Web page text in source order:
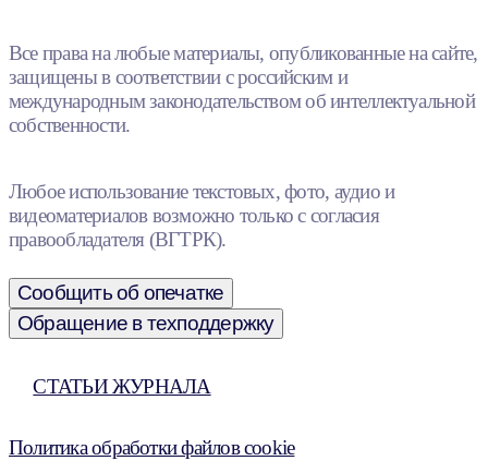
Все права на любые материалы, опубликованные на сайте,
защищены в соответствии с российским и
международным законодательством об интеллектуальной
собственности.
Любое использование текстовых, фото, аудио и
видеоматериалов возможно только с согласия
правообладателя (ВГТРК).
Сообщить об опечатке
Обращение в техподдержку
СТАТЬИ ЖУРНАЛА
Политика обработки файлов cookie